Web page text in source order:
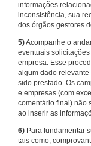
informações
inconsistência, sua
dos órgãos gestores
5)Acompanhe o
eventuais
empresa. Esse
algum dado
sido prestado. Os
e empresas (com
comentário final) não
ao inserir as
6) Para fundamentar
tais como,